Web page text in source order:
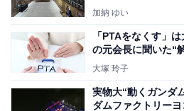
加納 ゆい
「PTAをなくす」
の元会長に聞いた“
大塚 玲子
実物大“動くガンダ
ダムファクトリー